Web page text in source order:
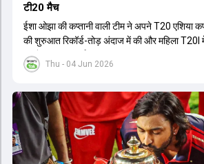
Thu - 04 Jun 2026
टी20 मैच
ईशा ओझा की कप्तानी वाली टीम ने अपने T20 एशिया
की शुरुआत रिकॉर्ड-तोड़ अंदाज में की और महिला
सबसे बड़ी जीत दर्ज की.